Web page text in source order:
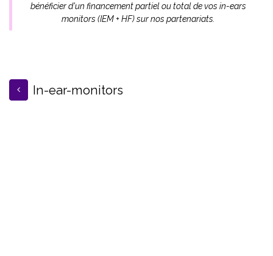
bénéficier d'un financement partiel ou total de vos in-ears
monitors (IEM + HF) sur nos partenariats.
In-ear-monitors